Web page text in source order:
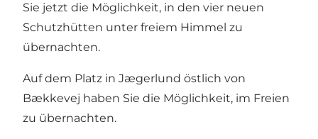
Sie jetzt die Möglichkeit, in den vier neuen
Schutzhütten unter freiem Himmel zu
übernachten.
Auf dem Platz in Jægerlund östlich von
Bækkevej haben Sie die Möglichkeit, im Freien
zu übernachten.